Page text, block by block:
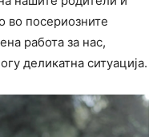
во посериозните
работа за нас,
деликатна ситуација.